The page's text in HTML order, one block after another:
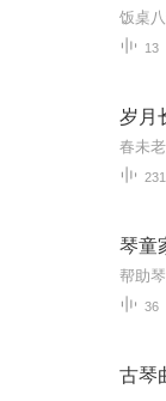
13
岁月
231
琴童
36
古琴